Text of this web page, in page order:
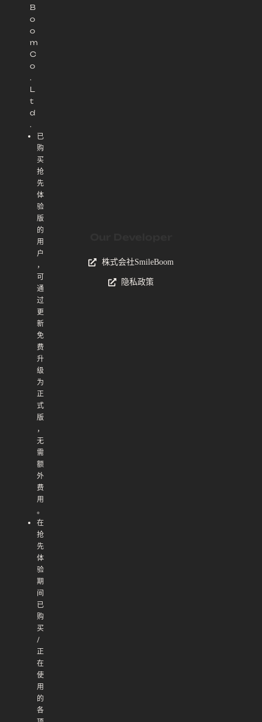
B
o
o
m
C
o
.
L
t
d
.
已
购
买
抢
先
体
验
版
的
用
户
，
可
通
过
更
新
免
费
升
级
为
正
式
版
，
无
需
额
外
费
用
。
在
抢
先
体
验
期
间
已
购
买
/
正
在
使
用
的
各
株式会社SmileBoom
隐私政策